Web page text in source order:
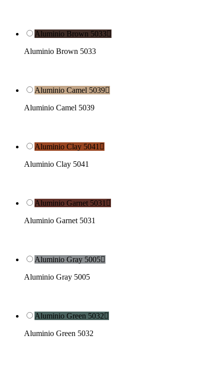
Aluminio Brown 5033
Aluminio Brown 5033
Aluminio Camel 5039
Aluminio Camel 5039
Aluminio Clay 5041 
Aluminio Clay 5041
Aluminio Garnet 5031 
Aluminio Garnet 5031
Aluminio Gray 5005
Aluminio Gray 5005
Aluminio Green 5032
Aluminio Green 5032